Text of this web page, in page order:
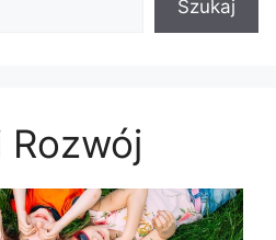
Szukaj
Rozwój